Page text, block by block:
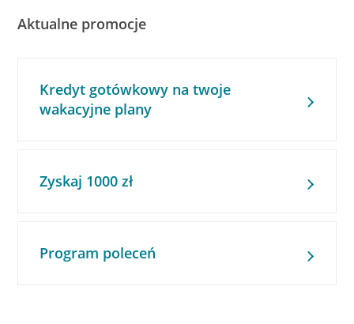
Aktualne promocje
Kredyt gotówkowy na twoje
wakacyjne plany
Zyskaj 1000 zł
Program poleceń